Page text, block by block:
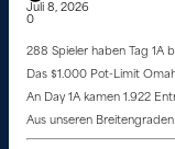
Juli 8, 2026
0
288 Spieler haben Tag 1A
Das $1.000 Pot-Limit
An Day 1A kamen 1.922
Aus unseren